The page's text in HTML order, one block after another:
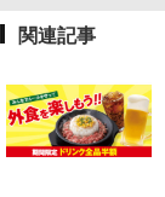
関連記事